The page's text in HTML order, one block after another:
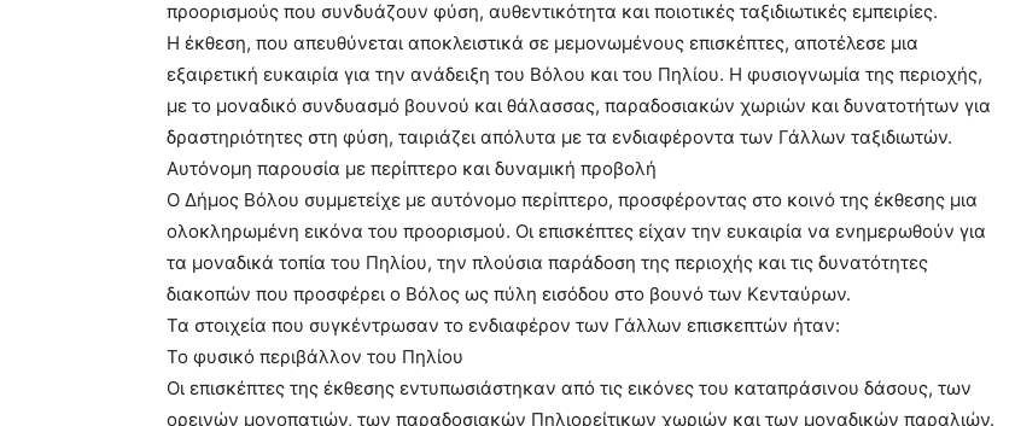
προορισμούς που συνδυάζουν φύση, αυθεντικότητα και ποιοτικές ταξιδιωτικές εμπειρίες.
Η έκθεση, που απευθύνεται αποκλειστικά σε μεμονωμένους επισκέπτες, αποτέλεσε μια
εξαιρετική ευκαιρία για την ανάδειξη του Βόλου και του Πηλίου. Η φυσιογνωμία της περιοχής,
με το μοναδικό συνδυασμό βουνού και θάλασσας, παραδοσιακών χωριών και δυνατοτήτων για
δραστηριότητες στη φύση, ταιριάζει απόλυτα με τα ενδιαφέροντα των Γάλλων ταξιδιωτών.
Αυτόνομη παρουσία με περίπτερο και δυναμική προβολή
Ο Δήμος Βόλου συμμετείχε με αυτόνομο περίπτερο, προσφέροντας στο κοινό της έκθεσης μια
ολοκληρωμένη εικόνα του προορισμού. Οι επισκέπτες είχαν την ευκαιρία να ενημερωθούν για
τα μοναδικά τοπία του Πηλίου, την πλούσια παράδοση της περιοχής και τις δυνατότητες
διακοπών που προσφέρει ο Βόλος ως πύλη εισόδου στο βουνό των Κενταύρων.
Τα στοιχεία που συγκέντρωσαν το ενδιαφέρον των Γάλλων επισκεπτών ήταν:
Το φυσικό περιβάλλον του Πηλίου
Οι επισκέπτες της έκθεσης εντυπωσιάστηκαν από τις εικόνες του καταπράσινου δάσους, των
ορεινών μονοπατιών, των παραδοσιακών Πηλιορείτικων χωριών και των μοναδικών παραλιών.